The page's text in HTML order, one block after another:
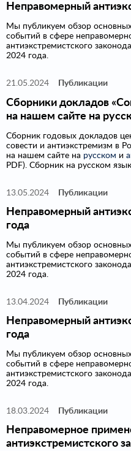
Неправомерный
Мы публикуем обзор
событий в сфере
антиэкстремистского
2024 года.
21.05.2024 Публикации
Сборники докладов
на нашем сайте на
Сборник годовых докладов
совести и антиэкстремизм в
на нашем сайте на русском и
PDF). Сборник на русском
13.05.2024 Публикации
Неправомерный
года
Мы публикуем обзор
событий в сфере
антиэкстремистского
2024 года.
13.04.2024 Публикации
Неправомерный
года
Мы публикуем обзор
событий в сфере
антиэкстремистского
2024 года.
18.03.2024 Публикации
Неправомерное
антиэкстремистского